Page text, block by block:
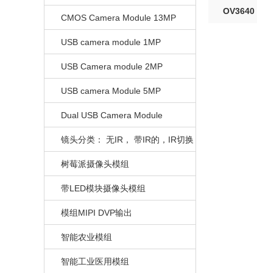
CMOS Camera Module 13MP
USB camera module 1MP
USB Camera module 2MP
USB camera Module 5MP
Dual USB Camera Module
镜头分类： 无IR， 带IR的，IR切换
树莓派摄像头模组
带LED模块摄像头模组
模组MIPI DVP输出
智能农业模组
智能工业医用模组
OV3640